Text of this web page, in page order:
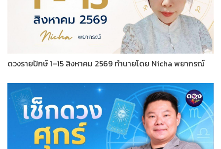
ดวงรายปักษ์ 1–15 สิงหาคม 2569 ทำนายโดย Nicha พยากรณ์